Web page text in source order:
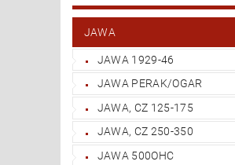
BANKVERBINDUNG
JAWA
JAWA 1929-46
JAWA PERAK/OGAR
JAWA, CZ 125-175
JAWA, CZ 250-350
JAWA 500OHC